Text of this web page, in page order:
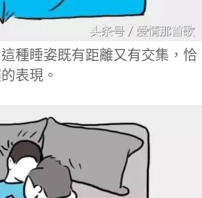
種睡姿既有距離又有交集，恰
表現。